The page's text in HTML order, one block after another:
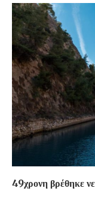
49χρονη βρέθηκε